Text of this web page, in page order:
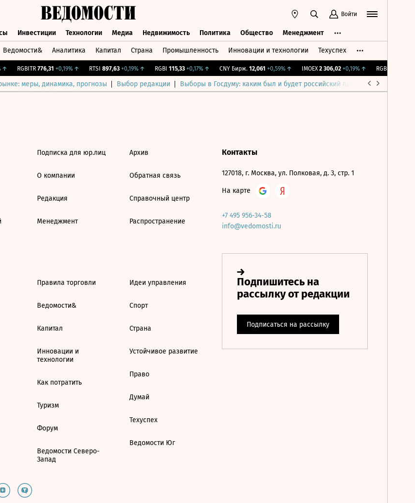
Войти
Инвестиции Технологии Медиа Недвижимость Политика Общество Менеджмент
Ведомости& Аналитика Капитал Страна Промышленность Инновации и технологии Техуспех
RGBITR 776,31 +0,19%↑ RTSI 897,63 +0,19%↑ RGBI 115,33 +0,17%↑ CNY Бирж. 12,061 +0,59%↑ IMOEX 2 306,02 +0,19%↑ RGBITR
меры, динамика, прогнозы Выбор редакции Выборы в Госдуму: каким был и будет российский парламент
Подписка для юр.лиц
О компании
Редакция
Менеджмент
Архив
Обратная связь
Справочный центр
Распространение
Правила торговли
Ведомости&
Капитал
Инновации и
технологии
Как потратить
Туризм
Форум
Ведомости Северо-
Запад
Идеи управления
Спорт
Страна
Устойчивое развитие
Право
Думай
Техуспех
Ведомости Юг
Контакты
127018, г. Москва, ул. Полковая, д. 3, стр. 1
На карте
+7 495 956-34-58
info@vedomosti.ru